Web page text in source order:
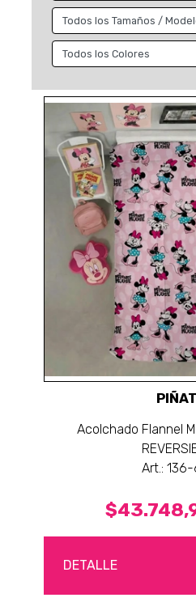
Acolchado Flannel
Art.: 136-
DETALLE